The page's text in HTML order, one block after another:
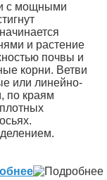
с мощными
и растение
почвы и
корни. Ветви
или линейно-
по краям